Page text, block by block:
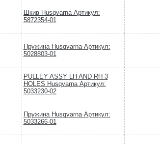
Шкив Husqvarna Артикул:
5872354-01
Пружина Husqvarna Артикул:
5028803-01
PULLEY ASSY LH AND RH 3
HOLES Husqvarna Артикул:
5033230-02
Пружина Husqvarna Артикул:
5033266-01